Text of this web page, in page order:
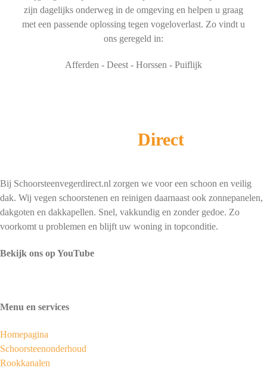
zijn dagelijks onderweg in de omgeving en helpen u graag
met een passende oplossing tegen vogeloverlast. Zo vindt u
ons geregeld in:
Afferden - Deest - Horssen - Puiflijk
Direct
Bij Schoorsteenvegerdirect.nl zorgen we voor een schoon en veilig
dak. Wij vegen schoorstenen en reinigen daarnaast ook zonnepanelen,
dakgoten en dakkapellen. Snel, vakkundig en zonder gedoe. Zo
voorkomt u problemen en blijft uw woning in topconditie.
Bekijk ons op YouTube
Menu en services
Homepagina
Schoorsteenonderhoud
Rookkanalen